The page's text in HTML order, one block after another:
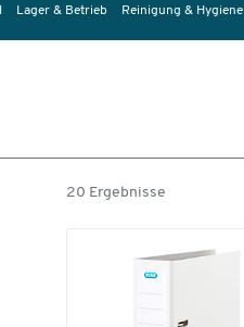
Lager & Betrieb Reinigung & Hygiene
20 Ergebnisse